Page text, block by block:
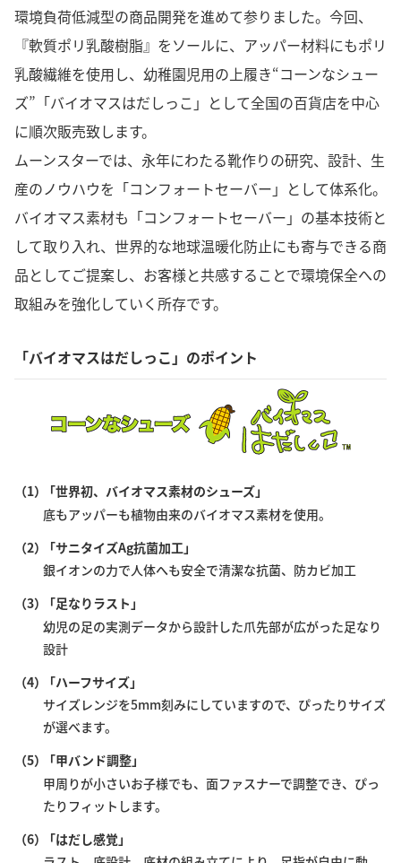
環境負荷低減型の商品開発を進めて参りました。今回、
『軟質ポリ乳酸樹脂』をソールに、アッパー材料にもポリ
乳酸繊維を使用し、幼稚園児用の上履き“コーンなシュー
ズ”「バイオマスはだしっこ」として全国の百貨店を中心
に順次販売致します。
ムーンスターでは、永年にわたる靴作りの研究、設計、生
産のノウハウを「コンフォートセーバー」として体系化。
バイオマス素材も「コンフォートセーバー」の基本技術と
して取り入れ、世界的な地球温暖化防止にも寄与できる商
品としてご提案し、お客様と共感することで環境保全への
取組みを強化していく所存です。
「バイオマスはだしっこ」のポイント
（1）
「世界初、バイオマス素材のシューズ」
底もアッパーも植物由来のバイオマス素材を使用。
（2）
「サニタイズAg抗菌加工」
銀イオンの力で人体へも安全で清潔な抗菌、防カビ加工
（3）
「足なりラスト」
幼児の足の実測データから設計した爪先部が広がった足なり
設計
（4）
「ハーフサイズ」
サイズレンジを5mm刻みにしていますので、ぴったりサイズ
が選べます。
（5）
「甲バンド調整」
甲周りが小さいお子様でも、面ファスナーで調整でき、ぴっ
たりフィットします。
（6）
「はだし感覚」